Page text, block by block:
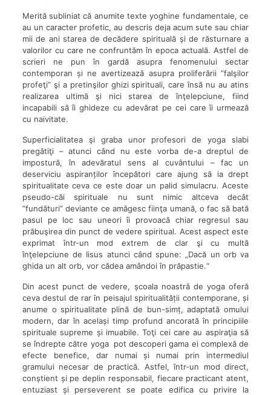
Merită subliniat că anumite texte yoghine fundamentale, ce
au un caracter profetic, au descris deja acum sute sau chiar
mii de ani starea de decădere spirituală și de răsturnare a
valorilor cu care ne confruntăm în epoca actuală. Astfel de
scrieri ne pun în gardă asupra fenomenului sectar
contemporan și ne avertizează asupra proliferării ”falşilor
profeţi” şi a pretinşilor ghizi spirituali, care însă nu au atins
realizarea ultimă şi nici starea de înţelepciune, fiind
incapabili să îi ghideze cu adevărat pe cei care îi urmează
cu naivitate.
Superficialitatea şi graba unor profesori de yoga slabi
pregătiţi – atunci când nu este vorba de-a dreptul de
impostură, în adevăratul sens al cuvântului – fac un
deserviciu aspiranților începători care ajung să ia drept
spiritualitate ceva ce este doar un palid simulacru. Aceste
pseudo-căi spirituale nu sunt nimic altceva decât
”fundături” deviante ce amăgesc fiinţa umană, o fac să bată
pasul pe loc sau uneori îi provoacă chiar regresul sau
prăbuşirea din punct de vedere spiritual. Acest aspect este
exprimat într-un mod extrem de clar şi cu multă
înţelepciune de Iisus atunci când spune: „Dacă un orb va
ghida un alt orb, vor cădea amândoi în prăpastie.“
Din acest punct de vedere, școala noastră de yoga oferă
ceva destul de rar în peisajul spiritualității contemporane, și
anume o spiritualitate plină de bun-simț, adaptată omului
modern, dar în același timp profund ancorată în principiile
spirituale supreme și imuabile. Toţi cei care au aspiraţia să
se îndrepte către yoga pot descoperi gama ei complexă de
efecte benefice, dar numai și numai prin intermediul
gramului necesar de practică. Astfel, într-un mod direct,
conștient și pe deplin responsabil, fiecare practicant atent,
entuziast și perseverent se poate edifica cu privire la